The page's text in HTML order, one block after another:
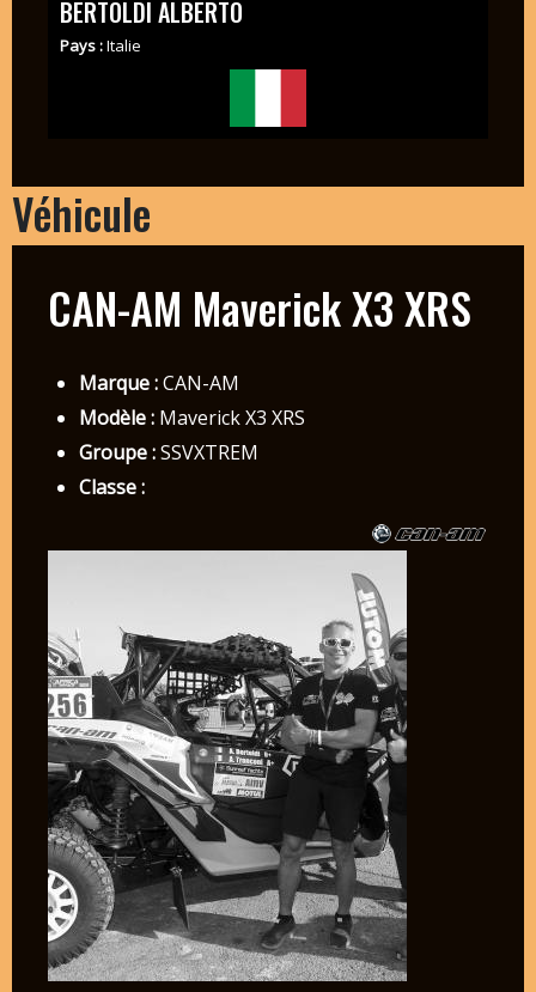
BERTOLDI ALBERTO
Pays :Italie
Véhicule
CAN-AM Maverick X3 XRS
Marque :CAN-AM
Modèle :Maverick X3 XRS
Groupe :SSVXTREM
Classe :